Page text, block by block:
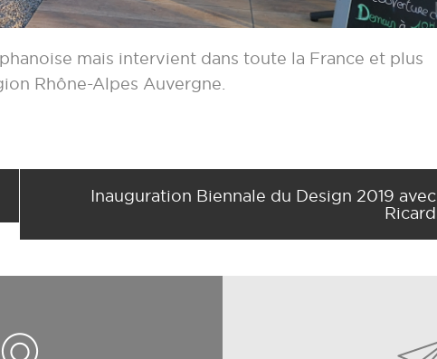
mais intervient dans toute la France et plus
Rhône-Alpes Auvergne.
Inauguration Biennale du Design 2019 avec
Ricard